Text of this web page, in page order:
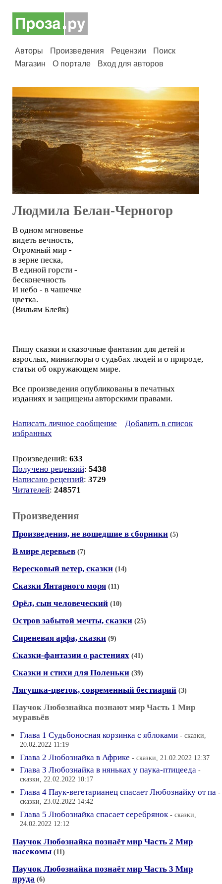
Авторы Произведения Рецензии
Поиск
Магазин
О портале Вход для авторов
Людмила Белан-Черногор
В одном мгновенье
видеть вечность,
Огромный мир -
в зерне песка,
В единой горсти -
бесконечность
И небо - в чашечке
цветка.
(Вильям Блейк)
Пишу сказки и сказочные фантазии для детей и
взрослых, миниатюры о судьбах людей и о природе,
статьи об окружающем мире.
Все произведения опубликованы в печатных
изданиях и защищены авторскими правами.
Написать личное сообщение
Добавить в список
избранных
Произведений: 633
Получено рецензий: 5438
Написано рецензий: 3729
Читателей: 248571
Произведения
Произведения, не вошедшие в сборники (5)
В мире деревьев (7)
Вересковый ветер, сказки (14)
Сказки Янтарного моря (11)
Орёл, сын человеческий (10)
Остров забытой мечты, сказки (25)
Сиреневая арфа, сказки (9)
Сказки-фантазии о растениях (41)
Сказки и стихи для Поленьки (39)
Лягушка-цветок, современный бестиарий (3)
Паучок Любознайка познают мир Часть 1 Мир
муравьёв
Глава 1 Судьбоносная корзинка с яблоками - сказки,
20.02.2022 11:19
Глава 2 Любознайка в Африке - сказки, 21.02.2022 12:37
Глава 3 Любознайка в няньках у паука-птицееда -
сказки, 22.02.2022 10:17
Глава 4 Паук-вегетарианец спасает Любознайку от па -
сказки, 23.02.2022 14:42
Глава 5 Любознайка спасает серебрянок - сказки,
24.02.2022 12:12
Паучок Любознайка познаёт мир Часть 2 Мир
насекомы (11)
Паучок Любознайка познаёт мир Часть 3 Мир
пруда (6)